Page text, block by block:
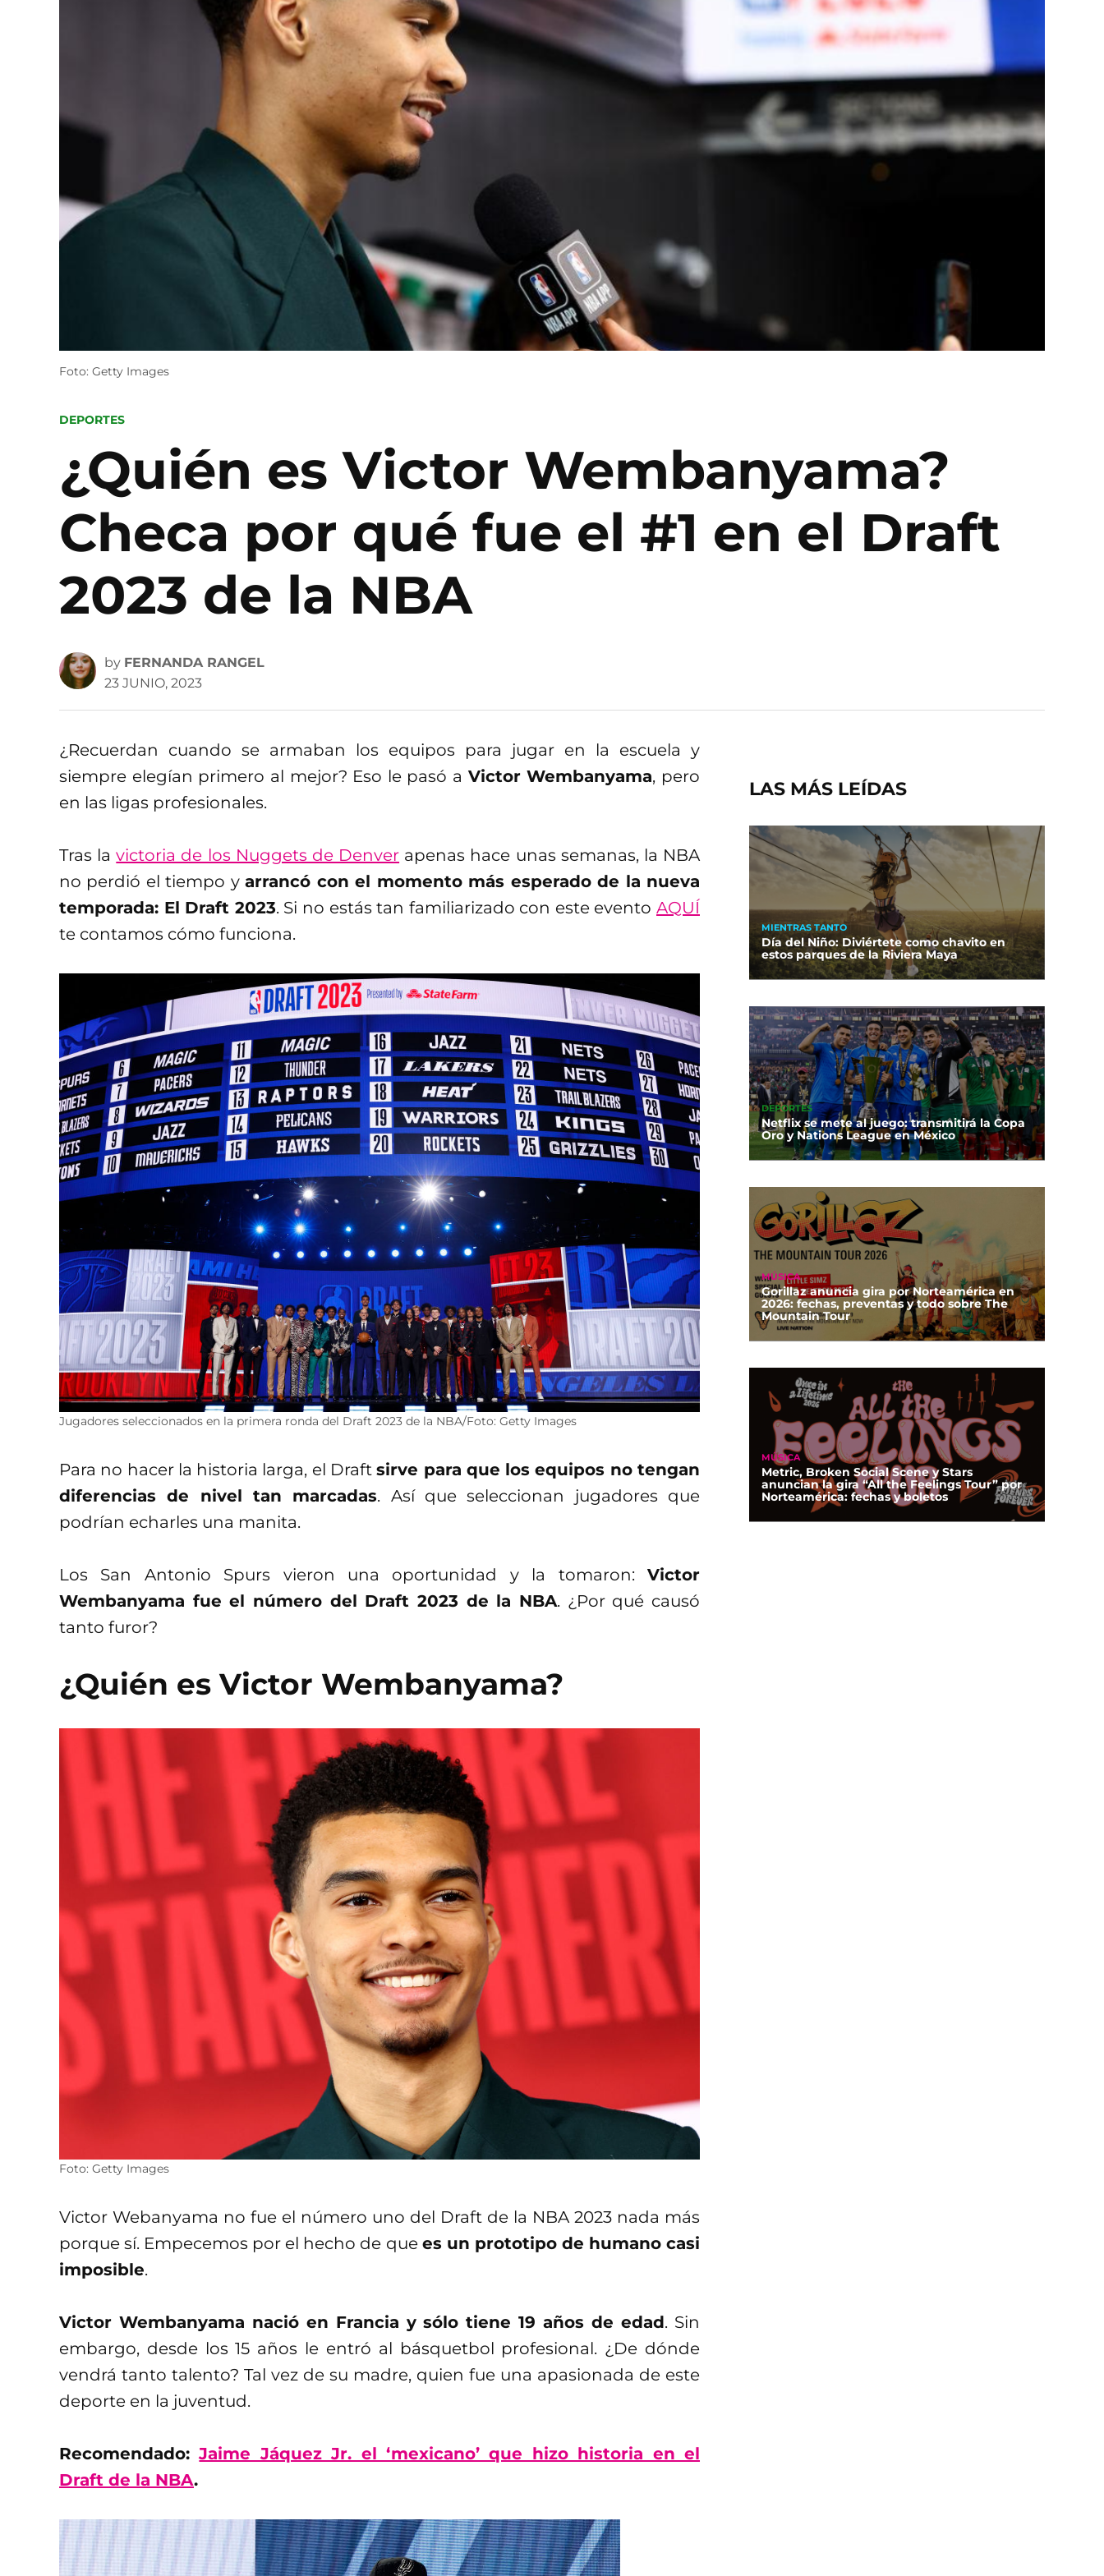
Foto: Getty Images
POSTED
DEPORTES
¿Quién es Victor Wembanyama?
Checa por qué fue el #1 en el Draft
2023 de la NBA
by FERNANDA RANGEL
23 JUNIO, 2023
¿Recuerdan cuando se armaban los equipos para jugar en la escuela y
siempre elegían primero al mejor? Eso le pasó a Victor Wembanyama, pero
en las ligas profesionales.
Tras lavictoria de los Nuggets de Denver apenas hace unas semanas, la NBA
no perdió el tiempo yarrancó con el momento más esperado de la nueva
temporada: El Draft 2023. Si no estás tan familiarizado con este evento AQUÍ
te contamos cómo funciona.
Jugadores seleccionados en la primera ronda del Draft 2023 de la NBA/Foto: Getty Images
Para no hacer la historia larga, el Draftsirve para que los equipos no tengan
diferencias de nivel tan marcadas. Así que seleccionan jugadores que
podrían echarles una manita.
Los San Antonio Spurs vieron una oportunidad y la tomaron: Victor
Wembanyama fue el número del Draft 2023 de la NBA. ¿Por qué causó
tanto furor?
¿Quién es Victor Wembanyama?
Foto: Getty Images
Victor Webanyama no fue el número uno del Draft de la NBA 2023 nada más
porque sí. Empecemos por el hecho de que es un prototipo de humano casi
imposible.
Victor Wembanyama nació en Francia y sólo tiene 19 años de edad. Sin
embargo, desde los 15 años le entró al básquetbol profesional. ¿De dónde
vendrá tanto talento? Tal vez de su madre, quien fue una apasionada de este
deporte en la juventud.
Recomendado:Jaime Jáquez Jr. el ‘mexicano’ que hizo historia en el
Draft de la NBA.
LAS MÁS LEÍDAS
MIENTRAS TANTO
Día del Niño: Diviértete como chavito en
estos parques de la Riviera Maya
DEPORTES
Netflix se mete al juego: transmitirá la Copa
Oro y Nations League en México
MÚSICA
Gorillaz anuncia gira por Norteamérica en
2026: fechas, preventas y todo sobre The
Mountain Tour
MÚSICA
Metric, Broken Social Scene y Stars
anuncian la gira “All the Feelings Tour” por
Norteamérica: fechas y boletos